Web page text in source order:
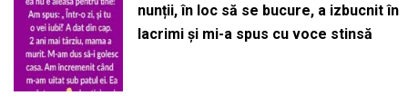
nunții, în loc să se bucure, a izbucnit în
lacrimi și mi-a spus cu voce stinsă